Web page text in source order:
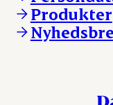
KLS.se
nordicspoor.com
Scanhide.dk
Produkter